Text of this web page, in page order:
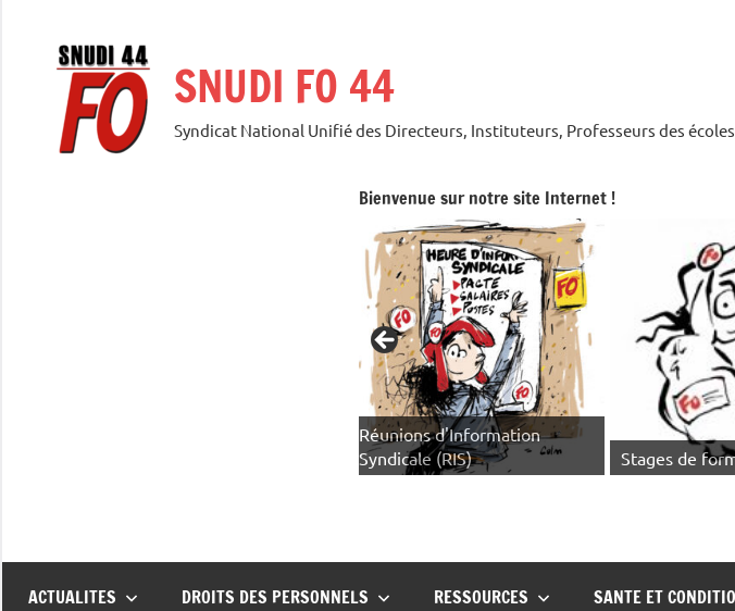
contenu
SNUDI FO 44
Syndicat National Unifié des Directeurs, Instituteurs, Professeurs des
Bienvenue sur notre site Internet !
Réunions d'Information
Syndicale (RIS)
Stages de
ACTUALITES DROITS DES PERSONNELS RESSOURCES SANTE ET